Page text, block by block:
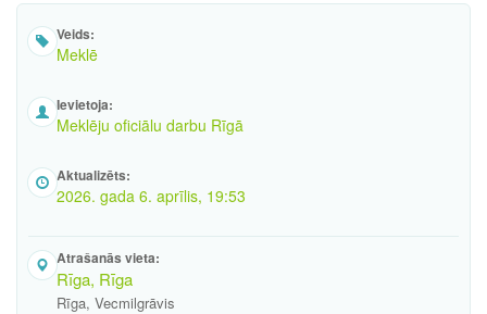
Veids:
Meklē
Ievietoja:
Meklēju oficiālu darbu Rīgā
Aktualizēts:
2026. gada 6. aprīlis, 19:53
Atrašanās vieta:
Rīga, Rīga
Rīga, Vecmilgrāvis